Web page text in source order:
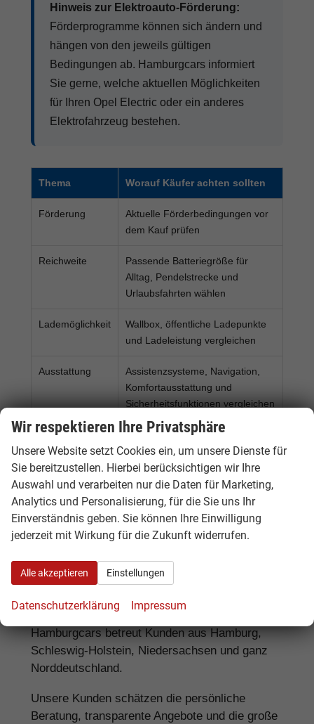
Hinweis zur Elektroauto-Förderung:
Förderprogramme können sich ändern und
hängen von den jeweils gültigen
Bedingungen ab. Hamburgcars informiert
Sie gerne, welche aktuellen Möglichkeiten
für Ihren Opel Electric oder ein anderes
Elektrofahrzeug bestehen.
Thema Worauf Käufer achten sollten
Förderung
Aktuelle Förderbedingungen vor
dem Kauf prüfen
Reichweite
Passende Batteriegröße für
Alltag, Pendelstrecke und
Urlaubsfahrten wählen
Lademöglichkeit
Wallbox, öffentliche Ladepunkte
und Ladeleistung vergleichen
Ausstattung
Assistenzsysteme, Navigation,
Komfortausstattung und
Sicherheitsfunktionen vergleichen
Preisvorteil
EU-Neuwagen-Angebot mit
deutschem Listenpreis und
Ausstattung vergleichen
Mehr Informationen finden Sie imHamburgcars
Ratgeber für EU-Neuwagen & Elektroauto-
Standort Hamburg & Beratung
Hamburgcars betreut Kunden aus Hamburg,
Schleswig-Holstein, Niedersachsen und ganz
Norddeutschland.
Unsere Kunden schätzen die persönliche
Beratung, transparente Angebote und die große
Wir respektieren Ihre Privatsphäre
Unsere Website setzt Cookies ein, um unsere Dienste für
Sie bereitzustellen. Hierbei berücksichtigen wir Ihre
Auswahl und verarbeiten nur die Daten für Marketing,
Analytics und Personalisierung, für die Sie uns Ihr
Einverständnis geben. Sie können Ihre Einwilligung
jederzeit mit Wirkung für die Zukunft widerrufen.
Alle akzeptieren Einstellungen
Datenschutzerklärung Impressum